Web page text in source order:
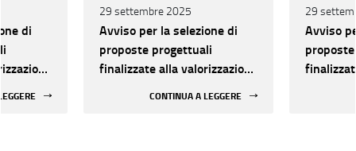
di
29 settembre 2025
Avviso per la selezione di
proposte progettuali
finalizzate alla valorizzazione
CONTINUA A LEGGERE
29
Avviso